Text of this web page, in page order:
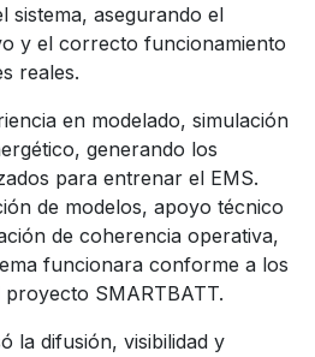
sistema, asegurando el
y el correcto funcionamiento
reales.
en modelado, simulación
generando los
para entrenar el EMS.
de modelos, apoyo técnico
de coherencia operativa,
funcionara conforme a los
proyecto SMARTBATT.
la difusión, visibilidad y